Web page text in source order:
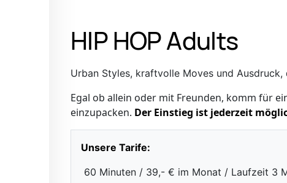
HIP HOP Adults
Urban Styles, kraftvolle Moves und
Egal ob allein oder mit Freunden, komm für
einzupacken. Der Einstieg ist jederzeit
Unsere Tarife:
60 Minuten / 39,- € im Monat / Laufzeit 3